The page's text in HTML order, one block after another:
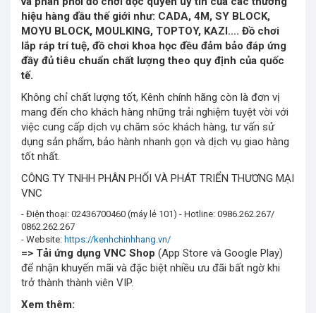
hiệu hàng đầu thế giới như: CADA, 4M, SY BLOCK,
MOYU BLOCK, MOULKING, TOPTOY, KAZI.... Đồ chơi
lắp ráp trí tuệ, đồ chơi khoa học đều đảm bảo đáp ứng
đầy đủ tiêu chuẩn chất lượng theo quy định của quốc
tế.
Không chỉ chất lượng tốt, Kênh chính hãng còn là đơn vị
mang đến cho khách hàng những trải nghiệm tuyệt vời với
việc cung cấp dịch vụ chăm sóc khách hàng, tư vấn sử
dụng sản phẩm, bảo hành nhanh gọn và dịch vụ giao hàng
tốt nhất.
CÔNG TY TNHH PHÂN PHỐI VÀ PHÁT TRIỂN THƯƠNG MẠI
VNC
- Điện thoại: 02436700460 (máy lẻ 101) - Hotline: 0986.262.267/
0862.262.267
- Website: https://kenhchinhhang.vn/
=> Tải ứng dụng VNC Shop (App Store và Google Play)
để nhận khuyến mãi và đặc biệt nhiều ưu đãi bất ngờ khi
trở thành thành viên VIP.
Xem thêm: